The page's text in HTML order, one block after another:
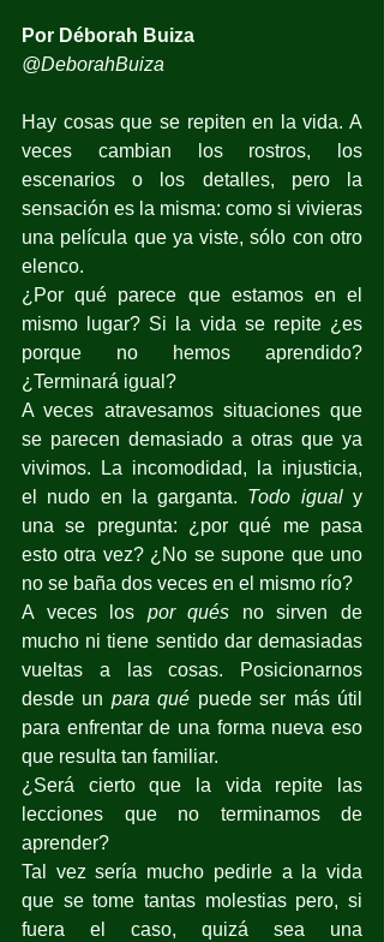
Por Déborah Buiza
@DeborahBuiza
Hay cosas que se repiten en la vida. A
veces cambian los rostros, los
escenarios o los detalles, pero la
sensación es la misma: como si vivieras
una película que ya viste, sólo con otro
elenco.
¿Por qué parece que estamos en el
mismo lugar? Si la vida se repite ¿es
porque no hemos aprendido?
¿Terminará igual?
A veces atravesamos situaciones que
se parecen demasiado a otras que ya
vivimos. La incomodidad, la injusticia,
el nudo en la garganta. Todo igual y
una se pregunta: ¿por qué me pasa
esto otra vez? ¿No se supone que uno
no se baña dos veces en el mismo río?
A veces los por qués no sirven de
mucho ni tiene sentido dar demasiadas
vueltas a las cosas. Posicionarnos
desde un para qué puede ser más útil
para enfrentar de una forma nueva eso
que resulta tan familiar.
¿Será cierto que la vida repite las
lecciones que no terminamos de
aprender?
Tal vez sería mucho pedirle a la vida
que se tome tantas molestias pero, si
fuera el caso, quizá sea una